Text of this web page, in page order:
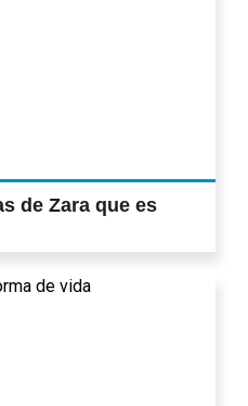
de Zara que es